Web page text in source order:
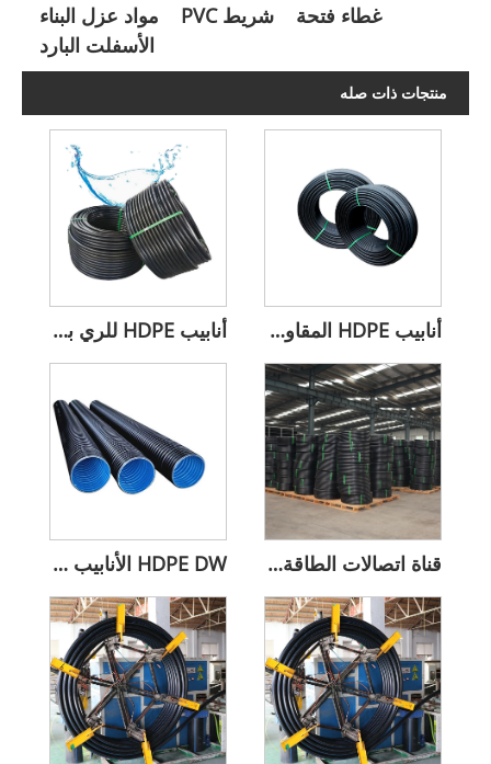
مواد عزل البناء
شريط PVC
غطاء فتحة
الأسفلت البارد
منتجات ذات صله
أنابيب HDPE للري بالتنقيط الزراعي أنابيب HDPE المقاومة للضغط
HDPE DW الأنابيب المموجة قناة اتصالات الطاقة HDPE تحت الأرض